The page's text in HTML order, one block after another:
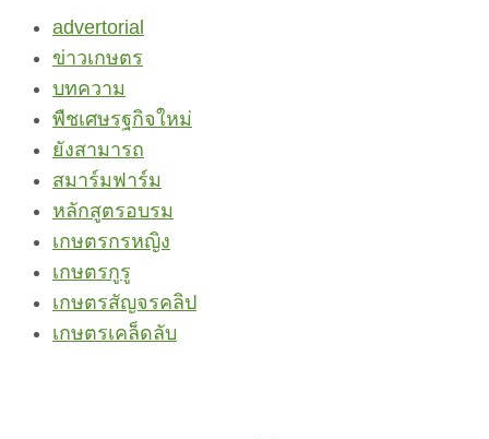
advertorial
ข่าวเกษตร
บทความ
พืชเศษรฐกิจใหม่
ยังสามารถ
สมาร์มฟาร์ม
หลักสูตรอบรม
เกษตรกรหญิง
เกษตรกูรู
เกษตรสัญจรคลิป
เกษตรเคล็ดลับ